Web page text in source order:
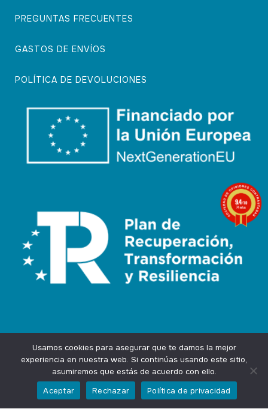
PREGUNTAS FRECUENTES
GASTOS DE ENVÍOS
POLÍTICA DE DEVOLUCIONES
Design byAgencia Marketing OnlineIngenium.Marketing
Privacidad
Usamos cookies para asegurar que te damos la mejor
experiencia en nuestra web. Si continúas usando este sitio,
asumiremos que estás de acuerdo con ello.
Aceptar
Rechazar Política de privacidad
9.4/10
74 notas